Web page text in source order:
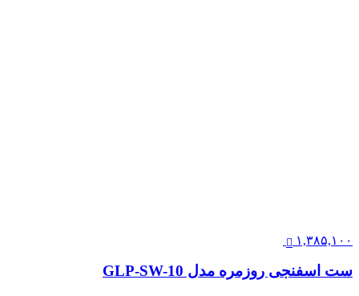
۱,۳۸۵,۱۰۰
ست اسفنجی روزمره مدل GLP-SW-10